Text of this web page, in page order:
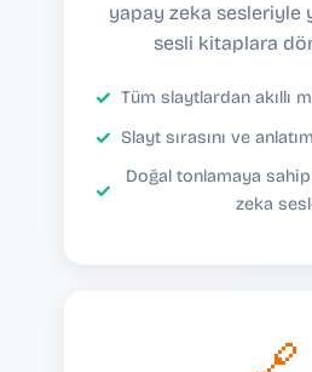
yapay zeka sesleriyle
sesli kitaplara
Tüm slaytlardan akıllı
Slayt sırasını ve
Doğal tonlamaya
zeka